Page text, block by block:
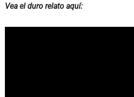
Vea el duro relato aquí: